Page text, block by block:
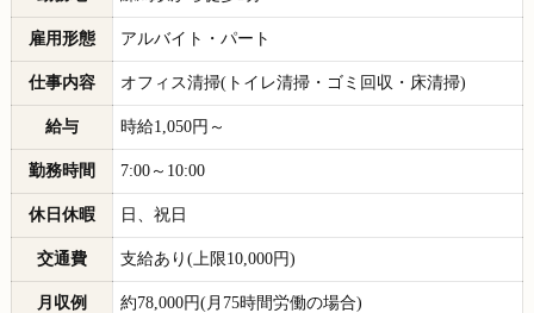
雇用形態 アルバイト・パート
仕事内容 オフィス清掃(トイレ清掃・ゴミ回収・床清掃)
給与 時給1,050円～
勤務時間 7:00～10:00
休日休暇 日、祝日
交通費 支給あり(上限10,000円)
月収例 約78,000円(月75時間労働の場合)